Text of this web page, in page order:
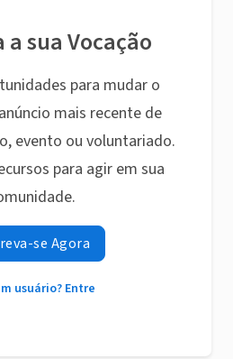
a sua Vocação
para mudar o
mais recente de
evento ou voluntariado.
para agir em sua
se Agora
usuário? Entre